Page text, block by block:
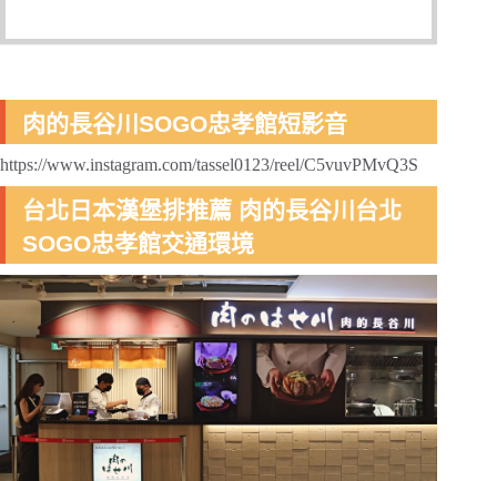
肉的長谷川SOGO忠孝館短影音
https://www.instagram.com/tassel0123/reel/C5vuvPMvQ3S
台北日本漢堡排推薦 肉的長谷川台北
SOGO忠孝館交通環境